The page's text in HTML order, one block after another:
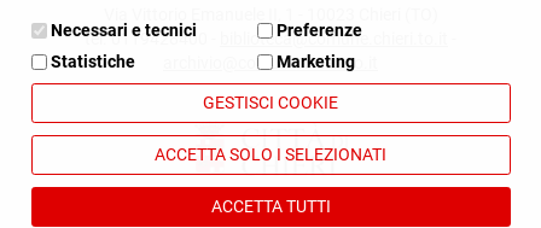
tel. 0119428400 -
biblioteca@comune.chieri.to.it
archivio@comune.chieri.to.it
Privacy Policy Dichiarazione di accessibilità
Necessari e tecnici
Preferenze
Statistiche
Marketing
GESTISCI COOKIE
ACCETTA SOLO I SELEZIONATI
ACCETTA TUTTI